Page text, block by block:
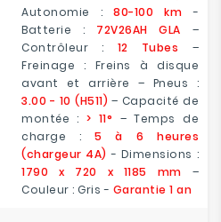
Autonomie :80-100 km -
Batterie : 72V26AH GLA –
Contrôleur : 12 Tubes –
Freinage : Freins à disque
avant et arrière – Pneus :
3.00 - 10 (H511) – Capacité de
montée : > 11° – Temps de
charge :5 à 6 heures
(chargeur 4A) - Dimensions :
1790 x 720 x 1185 mm –
Couleur : Gris - Garantie 1 an